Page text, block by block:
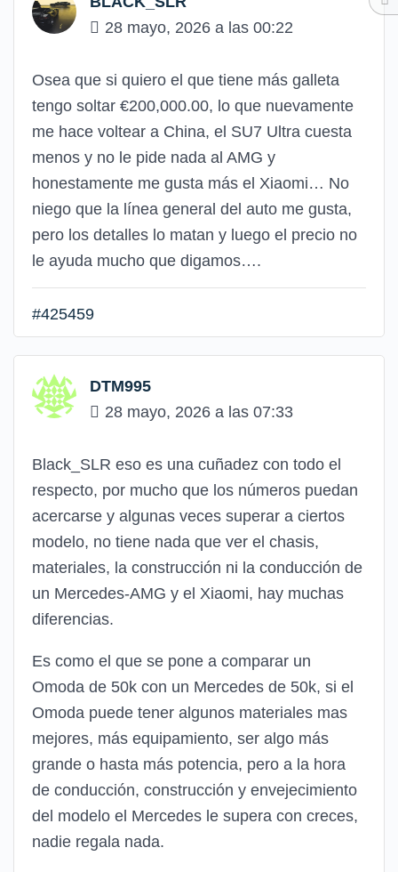
28 mayo, 2026 a las 00:22
Osea que si quiero el que tiene más galleta
tengo soltar €200,000.00, lo que nuevamente
me hace voltear a China, el SU7 Ultra cuesta
menos y no le pide nada al AMG y
honestamente me gusta más el Xiaomi… No
niego que la línea general del auto me gusta,
pero los detalles lo matan y luego el precio no
le ayuda mucho que digamos….
#425459
DTM995
28 mayo, 2026 a las 07:33
Black_SLR eso es una cuñadez con todo el
respecto, por mucho que los números puedan
acercarse y algunas veces superar a ciertos
modelo, no tiene nada que ver el chasis,
materiales, la construcción ni la conducción de
un Mercedes-AMG y el Xiaomi, hay muchas
diferencias.
Es como el que se pone a comparar un
Omoda de 50k con un Mercedes de 50k, si el
Omoda puede tener algunos materiales mas
mejores, más equipamiento, ser algo más
grande o hasta más potencia, pero a la hora
de conducción, construcción y envejecimiento
del modelo el Mercedes le supera con creces,
nadie regala nada.